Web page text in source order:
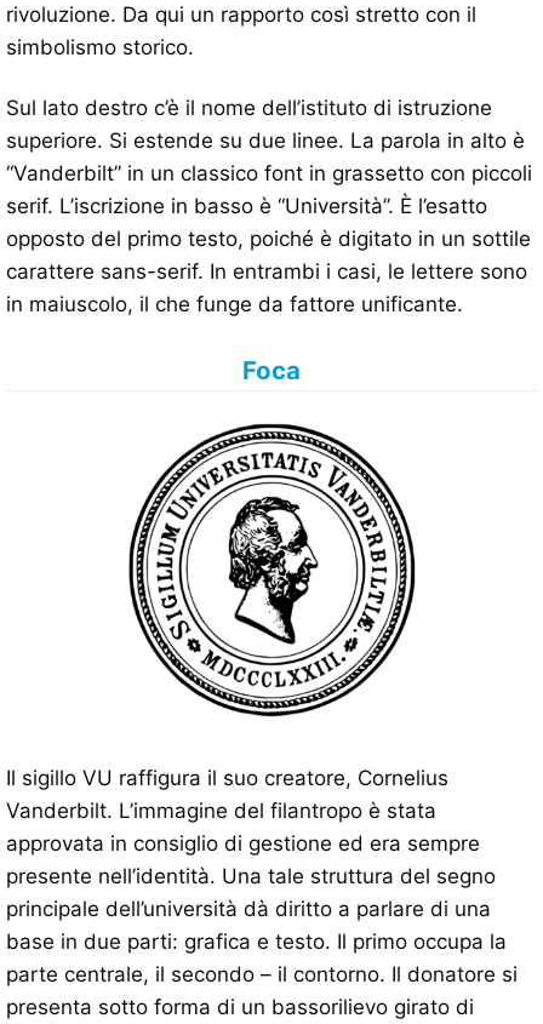
rivoluzione. Da qui un rapporto così stretto con il
simbolismo storico.
Sul lato destro c’è il nome dell’istituto di istruzione
superiore. Si estende su due linee. La parola in alto è
“Vanderbilt” in un classico font in grassetto con piccoli
serif. L’iscrizione in basso è “Università”. È l’esatto
opposto del primo testo, poiché è digitato in un sottile
carattere sans-serif. In entrambi i casi, le lettere sono
in maiuscolo, il che funge da fattore unificante.
Foca
Il sigillo VU raffigura il suo creatore, Cornelius
Vanderbilt. L’immagine del filantropo è stata
approvata in consiglio di gestione ed era sempre
presente nell’identità. Una tale struttura del segno
principale dell’università dà diritto a parlare di una
base in due parti: grafica e testo. Il primo occupa la
parte centrale, il secondo – il contorno. Il donatore si
presenta sotto forma di un bassorilievo girato di